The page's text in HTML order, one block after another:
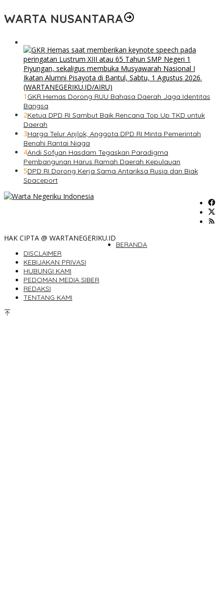
WARTA NUSANTARA
1 GKR Hemas Dorong RUU Bahasa Daerah Jaga Identitas
Bangsa
2Ketua DPD RI Sambut Baik Rencana Top Up TKD untuk
Daerah
3Harga Telur Anjlok, Anggota DPD RI Minta Pemerintah
Benahi Rantai Niaga
4Andi Sofyan Hasdam Tegaskan Paradigma
Pembangunan Harus Ramah Daerah Kepulauan
5DPD RI Dorong Kerja Sama Antariksa Rusia dan Biak
Spaceport
HAK CIPTA @ WARTANEGERIKU.ID
BERANDA
DISCLAIMER
KEBIJAKAN PRIVASI
HUBUNGI KAMI
PEDOMAN MEDIA SIBER
REDAKSI
TENTANG KAMI